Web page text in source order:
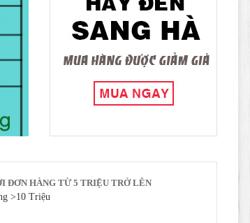
ĐƠN HÀNG TỪ 5 TRIỆU TRỞ LÊN
>10 Triệu